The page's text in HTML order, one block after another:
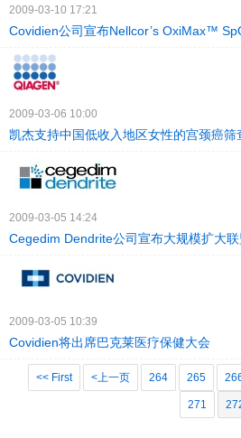
2009-03-10 17:21
Covidien公司宣布Nellcor’s OxiMax™
2009-03-06 10:00
凯杰支持中国低收入地区女性的宫颈癌筛
2009-03-05 14:24
Cegedim Dendrite公司宣布大规模扩大联
2009-03-05 10:39
Covidien将出席巴克莱医疗保健大会
<< First <上一页 264 265
271